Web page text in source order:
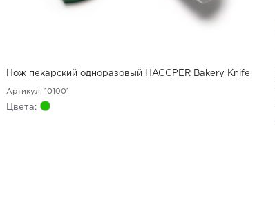
Нож пекарский одноразовый HACCPER Bakery Knife
Артикул: 101001
Цвета: